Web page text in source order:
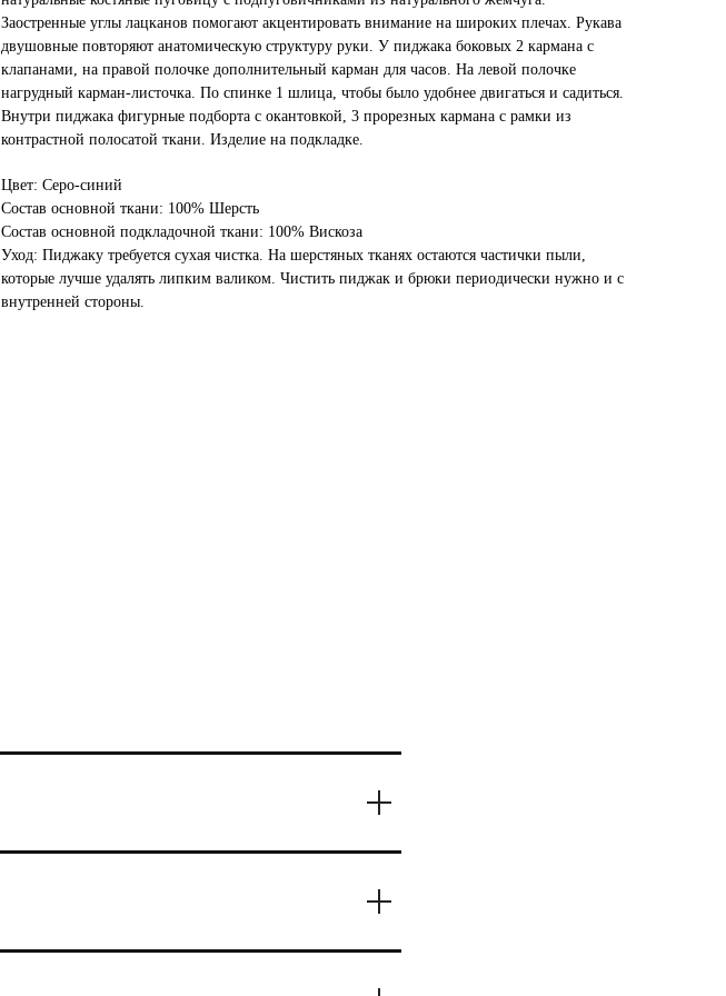
Заостренные углы лацканов помогают акцентировать внимание на широких плечах. Рукава
двушовные повторяют анатомическую структуру руки. У пиджака боковых 2 кармана с
клапанами, на правой полочке дополнительный карман для часов. На левой полочке
нагрудный карман-листочка. По спинке 1 шлица, чтобы было удобнее двигаться и садиться.
Внутри пиджака фигурные подборта с окантовкой, 3 прорезных кармана с рамки из
контрастной полосатой ткани. Изделие на подкладке.
Цвет: Серо-синий
Состав основной ткани: 100% Шерсть
Состав основной подкладочной ткани: 100% Вискоза
Уход: Пиджаку требуется сухая чистка. На шерстяных тканях остаются частички пыли,
которые лучше удалять липким валиком. Чистить пиджак и брюки периодически нужно и с
внутренней стороны.